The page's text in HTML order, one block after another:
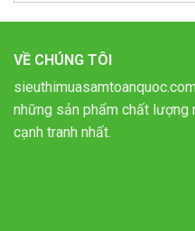
VỀ CHÚNG TÔI
những sản phẩm chất lượng
cạnh tranh nhất.